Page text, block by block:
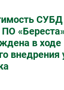
СУБД
«Береста»
в ходе
внедрения